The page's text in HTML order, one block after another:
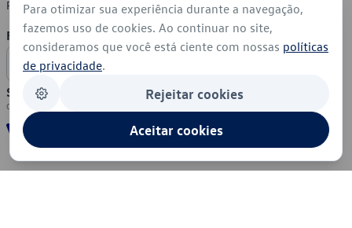
Política de Cookies
Formas de Pagamento
Segurança
Para otimizar sua experiência durante a navegação,
fazemos uso de cookies. Ao continuar no site,
consideramos que você está ciente com nossas políticas
de privacidade.
Rejeitar cookies
Aceitar cookies